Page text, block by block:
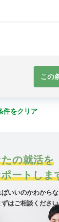
この
件をクリア
の就活を
ートしま
いいのかわから
ずはご相談ください